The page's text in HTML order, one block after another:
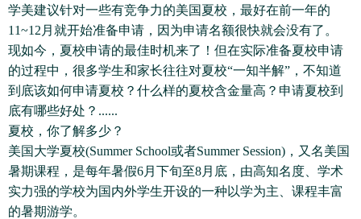
学美建议针对一些有竞争力的美国夏校，最好在前一年的
11~12月就开始准备申请，因为申请名额很快就会没有了。
现如今，夏校申请的最佳时机来了！但在实际准备夏校申请
的过程中，很多学生和家长往往对夏校“一知半解”，不知道
到底该如何申请夏校？什么样的夏校含金量高？申请夏校到
底有哪些好处？......
夏校，你了解多少？
美国大学夏校(Summer School或者Summer Session)，又名美国
暑期课程，是每年暑假6月下旬至8月底，由高知名度、学术
实力强的学校为国内外学生开设的一种以学为主、课程丰富
的暑期游学。